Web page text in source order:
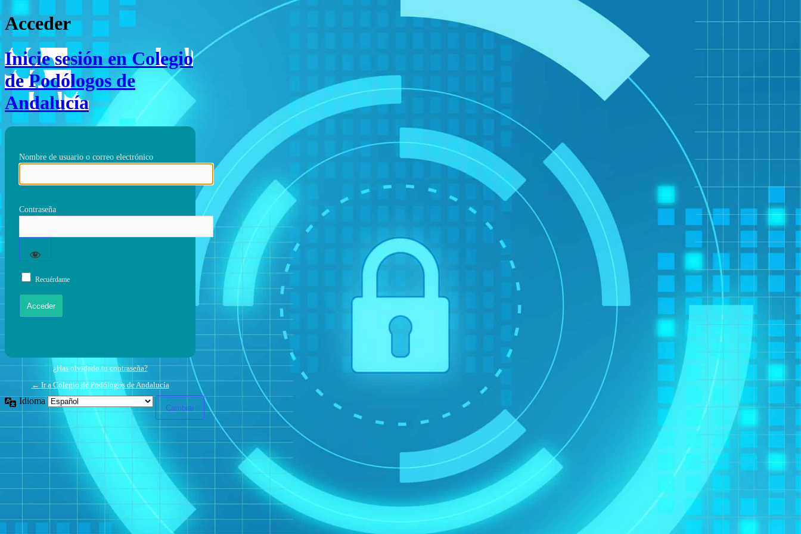
Acceder
Inicie sesión en Colegio
de Podólogos de
Andalucía
Nombre de usuario o correo electrónico
Contraseña
Recuérdame
¿Has olvidado tu contraseña?
← Ir a Colegio de Podólogos de Andalucía
Idioma